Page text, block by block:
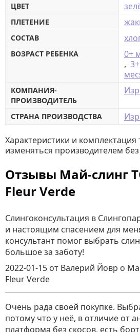
ЦВЕТ
ПЛЕТЕНИЕ
СОСТАВ
ВОЗРАСТ РЕБЕНКА 0+
,
КОМПАНИЯ-
ПРОИЗВОДИТЕЛЬ
СТРАНА ПРОИЗВОДСТВА
Характеристики и комплектация
изменяться производителем
Отзывы Май-слинг
Fleur Verde
Слингоконсультация в
и настоящим спасением для
консультант помог выбрать
большое за заботу!
2022-01-15 от Валерий Йовр о
Fleur Verde
Очень рада своей покупке.
потому что у неё, в отличие от
платформа без скосов, есть